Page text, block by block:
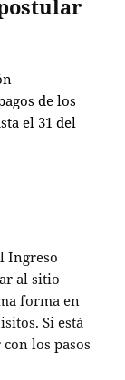
de los
el 31 del
Ingreso
al sitio
forma en
Si está
los pasos